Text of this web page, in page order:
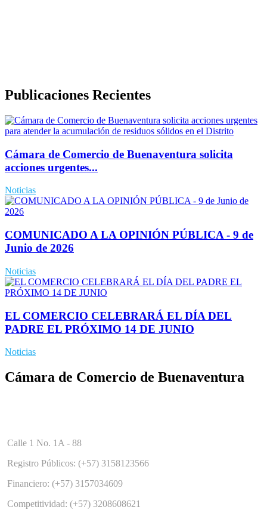
Publicaciones Recientes
Cámara de Comercio de Buenaventura solicita
acciones urgentes...
Noticias
COMUNICADO A LA OPINIÓN PÚBLICA - 9 de
Junio de 2026
Noticias
EL COMERCIO CELEBRARÁ EL DÍA DEL
PADRE EL PRÓXIMO 14 DE JUNIO
Noticias
Cámara de Comercio de Buenaventura
Calle 1 No. 1A - 88
Registro Públicos: (+57) 3158123566
Financiero: (+57) 3157034609
Competitividad: (+57) 3208608621